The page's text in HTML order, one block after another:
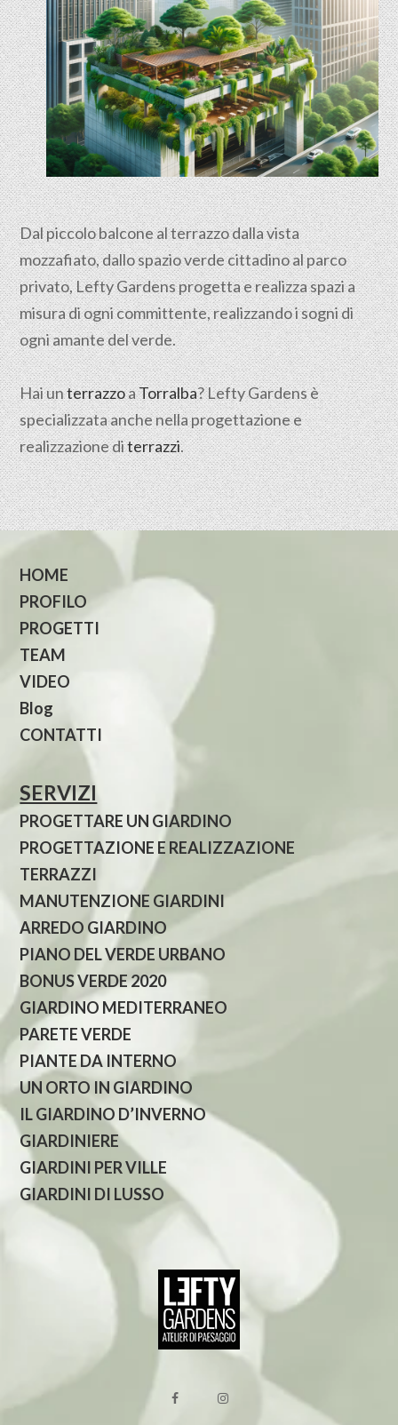
Dal piccolo balcone al terrazzo dalla vista
mozzafiato, dallo spazio verde cittadino al parco
privato, Lefty Gardens progetta e realizza spazi a
misura di ogni committente, realizzando i sogni di
ogni amante del verde.
Hai unterrazzoaTorralba? Lefty Gardens è
specializzata anche nella progettazione e
realizzazione diterrazzi.
HOME
PROFILO
PROGETTI
TEAM
VIDEO
Blog
CONTATTI
SERVIZI
PROGETTARE UN GIARDINO
PROGETTAZIONE E REALIZZAZIONE
TERRAZZI
MANUTENZIONE GIARDINI
ARREDO GIARDINO
PIANO DEL VERDE URBANO
BONUS VERDE 2020
GIARDINO MEDITERRANEO
PARETE VERDE
PIANTE DA INTERNO
UN ORTO IN GIARDINO
IL GIARDINO D’INVERNO
GIARDINIERE
GIARDINI PER VILLE
GIARDINI DI LUSSO